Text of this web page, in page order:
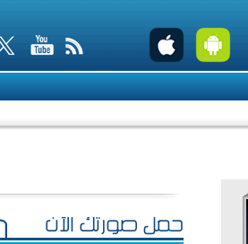
حمّل صورتك الآن